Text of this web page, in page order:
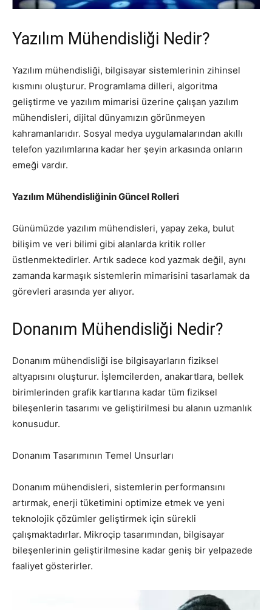
Yazılım Mühendisliği Nedir?
Yazılım mühendisliği, bilgisayar sistemlerinin zihinsel
kısmını oluşturur. Programlama dilleri, algoritma
geliştirme ve yazılım mimarisi üzerine çalışan yazılım
mühendisleri, dijital dünyamızın görünmeyen
kahramanlarıdır. Sosyal medya uygulamalarından akıllı
telefon yazılımlarına kadar her şeyin arkasında onların
emeği vardır.
Yazılım Mühendisliğinin Güncel Rolleri
Günümüzde yazılım mühendisleri, yapay zeka, bulut
bilişim ve veri bilimi gibi alanlarda kritik roller
üstlenmektedirler. Artık sadece kod yazmak değil, aynı
zamanda karmaşık sistemlerin mimarisini tasarlamak da
görevleri arasında yer alıyor.
Donanım Mühendisliği Nedir?
Donanım mühendisliği ise bilgisayarların fiziksel
altyapısını oluşturur. İşlemcilerden, anakartlara, bellek
birimlerinden grafik kartlarına kadar tüm fiziksel
bileşenlerin tasarımı ve geliştirilmesi bu alanın uzmanlık
konusudur.
Donanım Tasarımının Temel Unsurları
Donanım mühendisleri, sistemlerin performansını
artırmak, enerji tüketimini optimize etmek ve yeni
teknolojik çözümler geliştirmek için sürekli
çalışmaktadırlar. Mikroçip tasarımından, bilgisayar
bileşenlerinin geliştirilmesine kadar geniş bir yelpazede
faaliyet gösterirler.